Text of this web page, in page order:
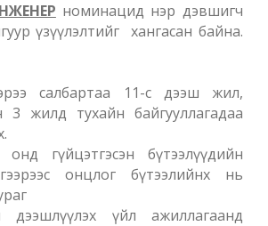
номинацид нэр дэвшигч
үзүүлэлтийг хангасан байна.
салбартаа 11-с дээш жил,
3 жилд тухайн байгууллагадаа
гүйцэтгэсэн бүтээлүүдийн
онцлог бүтээлийнх нь
дээшлүүлэх үйл ажиллагаанд